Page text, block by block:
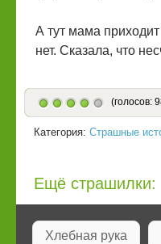
А тут мама
нет. Сказала, что
(голосов:
Категория: Страшные
Ещё страшилки:
Хлебная рука